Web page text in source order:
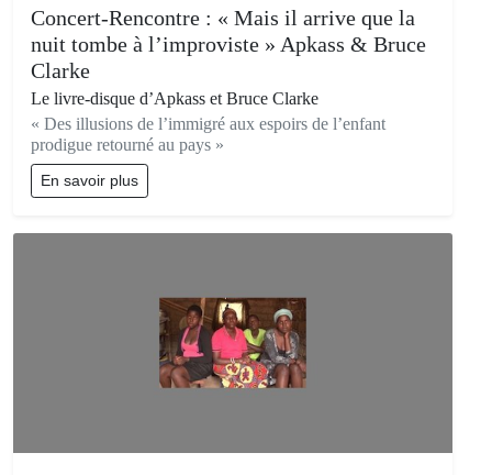
Concert-Rencontre : « Mais il arrive que la
nuit tombe à l’improviste » Apkass & Bruce
Clarke
Le livre-disque d’Apkass et Bruce Clarke
« Des illusions de l’immigré aux espoirs de l’enfant
prodigue retourné au pays »
En savoir plus